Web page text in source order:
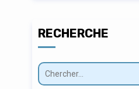
RECHERCHE